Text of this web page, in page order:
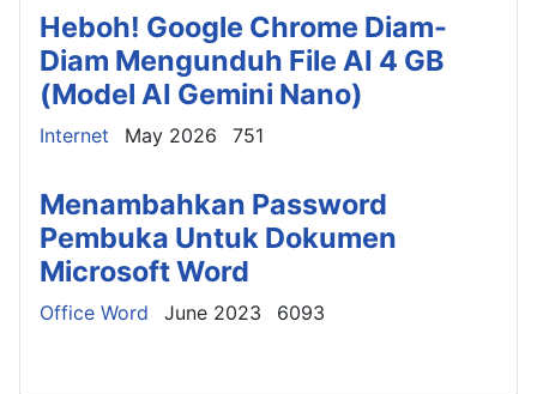
Heboh! Google Chrome Diam-
Diam Mengunduh File AI 4 GB
(Model AI Gemini Nano)
Details
Internet May 2026 751
Menambahkan Password
Pembuka Untuk Dokumen
Microsoft Word
Details
Office Word June 2023 6093